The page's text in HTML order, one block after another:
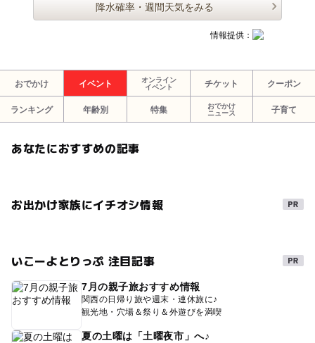
降水確率・週間天気をみる
情報提供：
おでかけ イベント
オンライン
イベント
チケット クーポン
ランキング 年齢別 特集
おでかけ
ニュース
子育て
あなたにおすすめの記事
お出かけ家族にイチオシ情報
いこーよとりっぷ 注目記事
7月の親子旅おすすめ情報
関西の日帰り旅や週末・連休旅に♪
観光地・穴場＆祭り＆外遊びを満喫
夏の土曜は「土曜夜市」へ♪